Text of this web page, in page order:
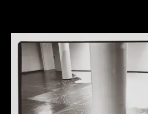
M+藏品
进一步筛选